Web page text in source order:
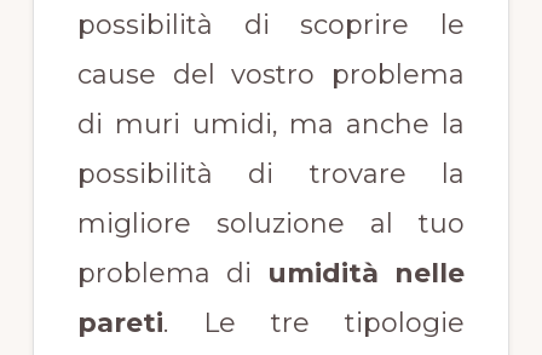
possibilità di scoprire le
cause del vostro problema
di muri umidi, ma anche la
possibilità di trovare la
migliore soluzione al tuo
problema di umidità nelle
pareti. Le tre tipologie